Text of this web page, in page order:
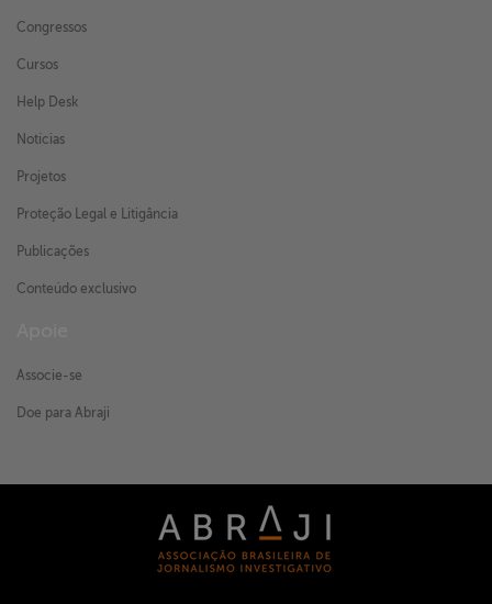
Congressos
Cursos
Help Desk
Notícias
Projetos
Proteção Legal e Litigância
Publicações
Conteúdo exclusivo
Associe-se
Doe para Abraji